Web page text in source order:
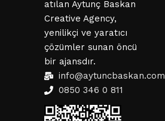
atılan Aytunç Baskan
Creative Agency,
yenilikçi ve yaratıcı
çözümler sunan öncü
bir ajansdır.
info@aytuncbaskan.com
0850 346 0 811